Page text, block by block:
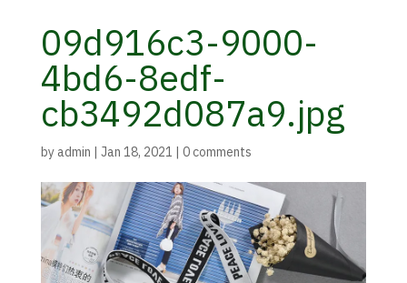
09d916c3-9000-
4bd6-8edf-
cb3492d087a9.jpg
byadmin | Jan 18, 2021 | 0 comments